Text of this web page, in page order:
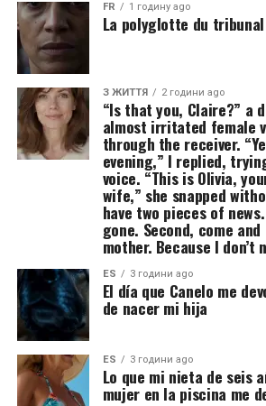
FR 1 годину ago
La polyglotte du tribunal
З ЖИТТЯ 2 години ago
“Is that you, Claire?” a
almost irritated female
through the receiver.
evening,” I replied,
voice. “This is Olivia,
wife,” she snapped
have two pieces of
gone. Second, come
mother. Because I don’t
ES 3 години ago
El día que Canelo me
de nacer mi hija
ES 3 години ago
Lo que mi nieta de seis
mujer en la piscina me